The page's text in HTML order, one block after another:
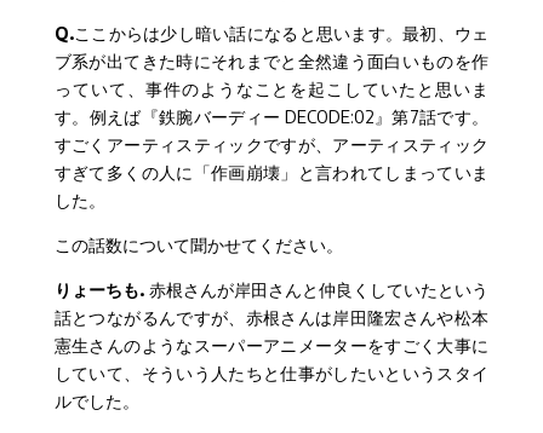
Q.ここからは少し暗い話になると思います。最初、ウェ
ブ系が出てきた時にそれまでと全然違う面白いものを作
っていて、事件のようなことを起こしていたと思いま
す。例えば『鉄腕バーディー DECODE:02』第7話です。
すごくアーティスティックですが、アーティスティック
すぎて多くの人に「作画崩壊」と言われてしまっていま
した。
この話数について聞かせてください。
りょーちも. 赤根さんが岸田さんと仲良くしていたという
話とつながるんですが、赤根さんは岸田隆宏さんや松本
憲生さんのようなスーパーアニメーターをすごく大事に
していて、そういう人たちと仕事がしたいというスタイ
ルでした。